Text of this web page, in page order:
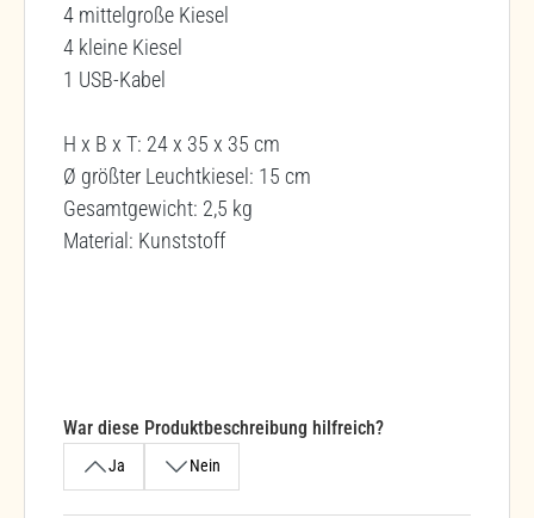
4 mittelgroße Kiesel
4 kleine Kiesel
1 USB-Kabel
H x B x T: 24 x 35 x 35 cm
Ø größter Leuchtkiesel: 15 cm
Gesamtgewicht: 2,5 kg
Material: Kunststoff
War diese Produktbeschreibung hilfreich?
Ja Nein